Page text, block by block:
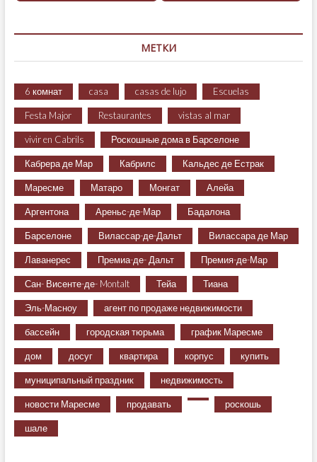
МЕТКИ
6 комнат casa casas de lujo Escuelas
Festa Major Restaurantes vistas al mar
vivir en Cabrils Роскошные дома в Барселоне
Кабрера де Мар Кабрилс Кальдес де Естрак
Маресме Матаро Монгат Алейа
Аргентона Ареньс-де-Мар Бадалона
Барселоне Вилассар-де-Дальт Вилассара де Мар
Лаванерес Премиа-де- Дальт Премия-де-Мар
Сан- Висенте-де- Montalt Тейа Тиана
Эль-Масноу агент по продаже недвижимости
бассейн городская тюрьма график Маресме
дом досуг квартира корпус купить
муниципальный праздник недвижимость
новости Маресме продавать роскошь
шале